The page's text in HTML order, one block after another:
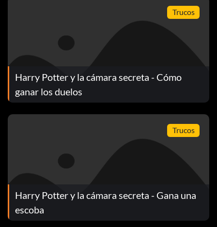
Trucos
Harry Potter y la cámara secreta - Cómo
ganar los duelos
Trucos
Harry Potter y la cámara secreta - Gana una
escoba